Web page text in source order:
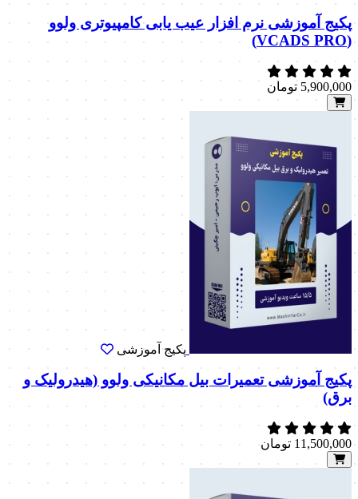
پکیج آموزشی نرم افزار عیب یابی کامپیوتری ولوو
(VCADS PRO)
5,900,000 تومان
پکیج آموزشی
پکیج آموزشی تعمیرات بیل مکانیکی ولوو (هیدرولیک و
برق)
11,500,000 تومان